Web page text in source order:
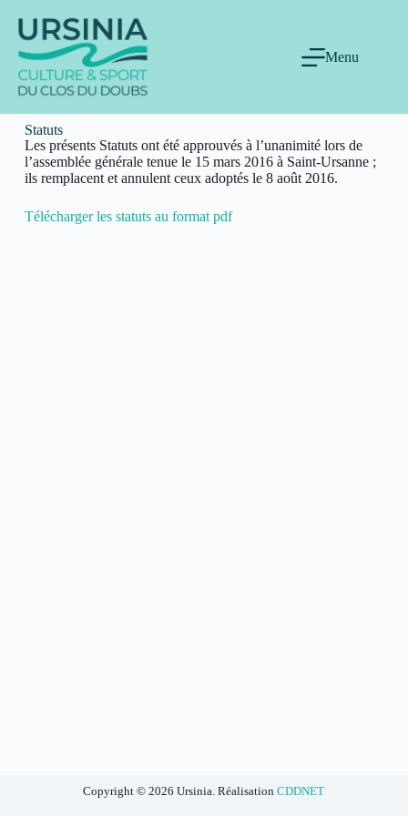
Menu
Statuts
Les présents Statuts ont été approuvés à l’unanimité lors de
l’assemblée générale tenue le 15 mars 2016 à Saint-Ursanne ;
ils remplacent et annulent ceux adoptés le 8 août 2016.
Télécharger les statuts au format pdf
Copyright © 2026 Ursinia. RéalisationCDDNET